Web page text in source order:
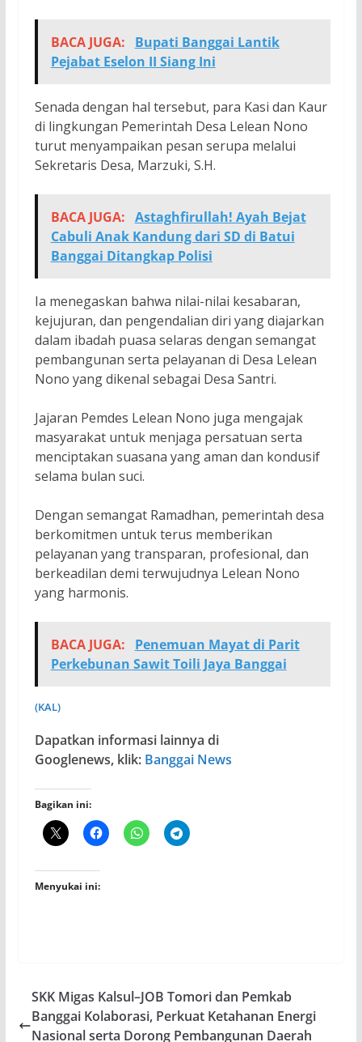
BACA JUGA:
Bupati Banggai Lantik
Pejabat Eselon II Siang Ini
Senada dengan hal tersebut, para Kasi dan Kaur
di lingkungan Pemerintah Desa Lelean Nono
turut menyampaikan pesan serupa melalui
Sekretaris Desa, Marzuki, S.H.
BACA JUGA: Astaghfirullah! Ayah Bejat
Cabuli Anak Kandung dari SD di Batui
Banggai Ditangkap Polisi
Ia menegaskan bahwa nilai-nilai kesabaran,
kejujuran, dan pengendalian diri yang diajarkan
dalam ibadah puasa selaras dengan semangat
pembangunan serta pelayanan di Desa Lelean
Nono yang dikenal sebagai Desa Santri.
Jajaran Pemdes Lelean Nono juga mengajak
masyarakat untuk menjaga persatuan serta
menciptakan suasana yang aman dan kondusif
selama bulan suci.
Dengan semangat Ramadhan, pemerintah desa
berkomitmen untuk terus memberikan
pelayanan yang transparan, profesional, dan
berkeadilan demi terwujudnya Lelean Nono
yang harmonis.
BACA JUGA:
Penemuan Mayat di Parit
Perkebunan Sawit Toili Jaya Banggai
(KAL)
Dapatkan informasi lainnya di
Googlenews, klik: Banggai News
Bagikan ini:
Menyukai ini:
SKK Migas Kalsul–JOB Tomori dan Pemkab
Banggai Kolaborasi, Perkuat Ketahanan Energi
Nasional serta Dorong Pembangunan Daerah